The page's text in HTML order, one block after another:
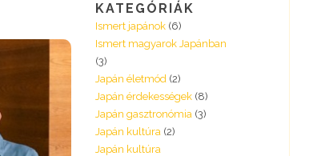
KATEGÓRIÁK
Ismert japánok (6)
Ismert magyarok Japánban
(3)
Japán életmód (2)
Japán érdekességek (8)
Japán gasztronómia (3)
Japán kultúra (2)
Japán kultúra